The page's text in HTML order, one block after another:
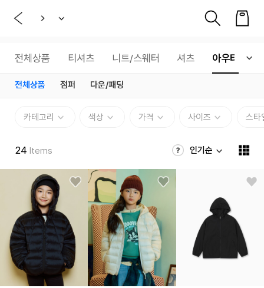
전체상품 티셔츠 니트/스웨터 셔츠 아우터
전체상품 점퍼 다운/패딩
카테고리 색상 가격 사이즈 스타
24 Items 인기순